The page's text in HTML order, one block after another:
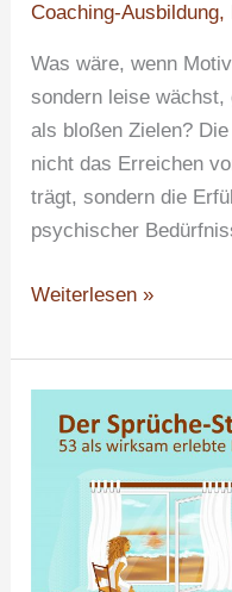
Coaching-Ausbildung,
Was wäre, wenn
sondern leise wächst,
als bloßen Zielen?
nicht das Erreichen
trägt, sondern die
psychischer
Motivation,
Wohlbefinden
und
Glück
Weiterlesen »
Sprüche-
Stupser